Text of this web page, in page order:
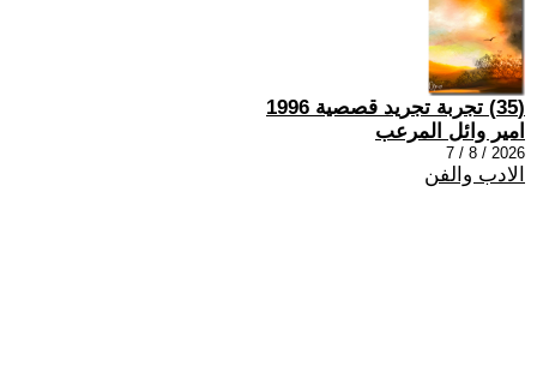
(35) تجربة تجريد قصصية 1996
امير وائل المرعب
2026 / 8 / 7
الادب والفن